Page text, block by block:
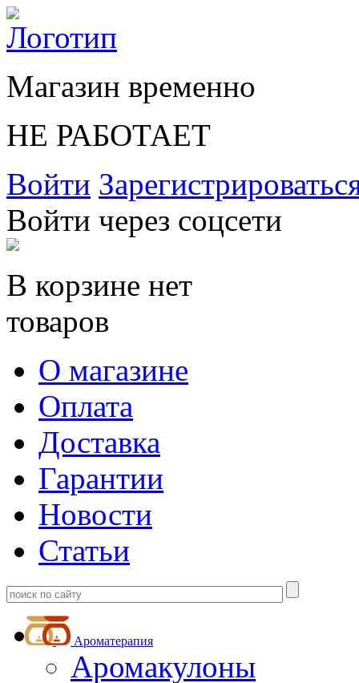
Магазин временно
НЕ РАБОТАЕТ
Войти
Войти через соцсети
В корзине нет
товаров
О магазине
Оплата
Доставка
Гарантии
Новости
Статьи
Ароматерапия
Аромакулоны